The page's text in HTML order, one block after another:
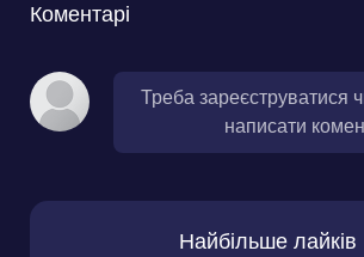
Коментарі
Треба зареєструватися
написати
Найбільше лайків